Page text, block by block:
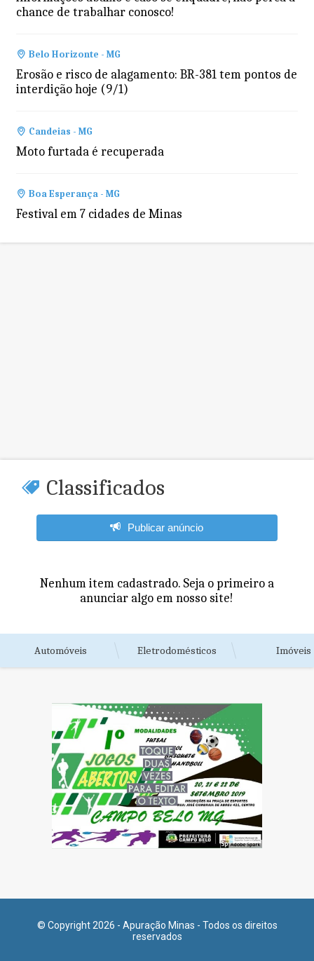
chance de trabalhar conosco!
Belo Horizonte - MG
Erosão e risco de alagamento: BR-381 tem pontos de
interdição hoje (9/1)
Candeias - MG
Moto furtada é recuperada
Boa Esperança - MG
Festival em 7 cidades de Minas
Classificados
Publicar anúncio
Nenhum item cadastrado. Seja o primeiro a
anunciar algo em nosso site!
Automóveis Eletrodomésticos Imóveis
© Copyright 2026 - Apuração Minas - Todos os direitos
reservados